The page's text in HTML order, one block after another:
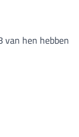
van hen hebben